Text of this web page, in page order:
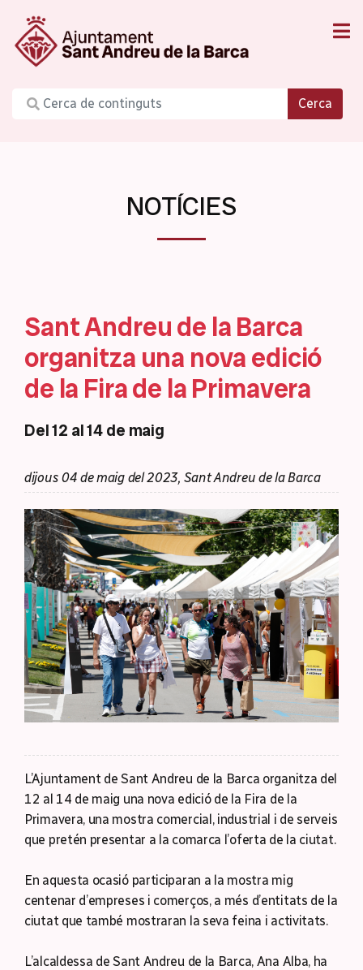
Cerca
NOTÍCIES
Sant Andreu de la Barca
organitza una nova edició
de la Fira de la Primavera
Del 12 al 14 de maig
dijous 04 de maig del 2023, Sant Andreu de la Barca
L’Ajuntament de Sant Andreu de la Barca organitza del
12 al 14 de maig una nova edició de la Fira de la
Primavera, una mostra comercial, industrial i de serveis
que pretén presentar a la comarca l’oferta de la ciutat.
En aquesta ocasió participaran a la mostra mig
centenar d’empreses i comerços, a més d’entitats de la
ciutat que també mostraran la seva feina i activitats.
L’alcaldessa de Sant Andreu de la Barca, Ana Alba, ha